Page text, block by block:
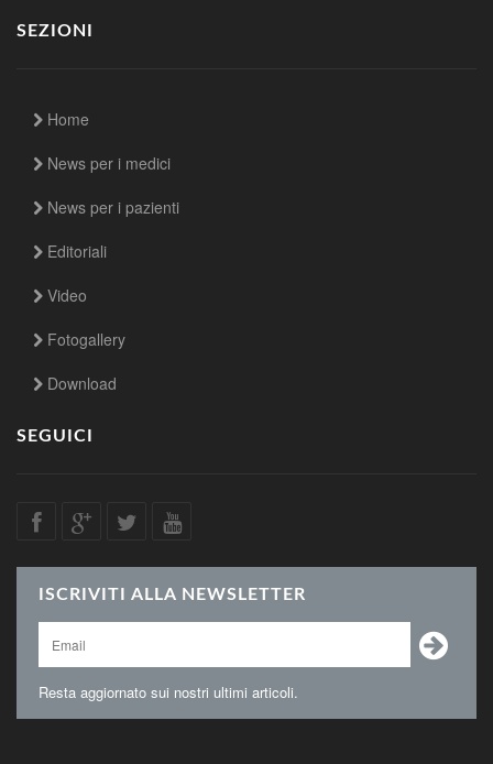
SEZIONI
Home
News per i medici
News per i pazienti
Editoriali
Video
Fotogallery
Download
SEGUICI
ISCRIVITI ALLA NEWSLETTER
Resta aggiornato sui nostri ultimi articoli.